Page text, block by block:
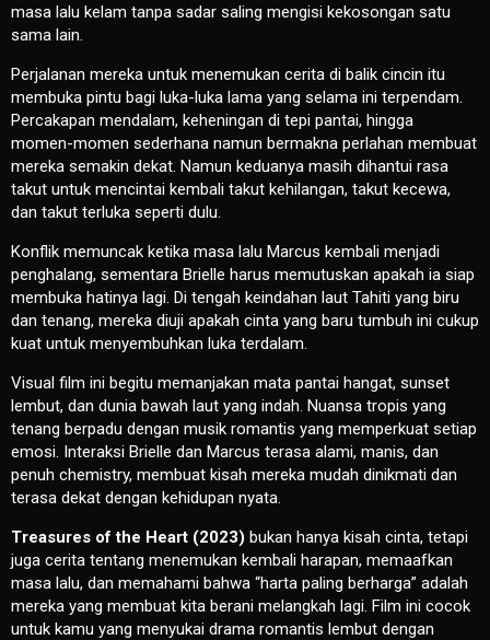
masa lalu kelam tanpa sadar saling mengisi kekosongan satu
sama lain.
Perjalanan mereka untuk menemukan cerita di balik cincin itu
membuka pintu bagi luka-luka lama yang selama ini terpendam.
Percakapan mendalam, keheningan di tepi pantai, hingga
momen-momen sederhana namun bermakna perlahan membuat
mereka semakin dekat. Namun keduanya masih dihantui rasa
takut untuk mencintai kembali takut kehilangan, takut kecewa,
dan takut terluka seperti dulu.
Konflik memuncak ketika masa lalu Marcus kembali menjadi
penghalang, sementara Brielle harus memutuskan apakah ia siap
membuka hatinya lagi. Di tengah keindahan laut Tahiti yang biru
dan tenang, mereka diuji apakah cinta yang baru tumbuh ini cukup
kuat untuk menyembuhkan luka terdalam.
Visual film ini begitu memanjakan mata pantai hangat, sunset
lembut, dan dunia bawah laut yang indah. Nuansa tropis yang
tenang berpadu dengan musik romantis yang memperkuat setiap
emosi. Interaksi Brielle dan Marcus terasa alami, manis, dan
penuh chemistry, membuat kisah mereka mudah dinikmati dan
terasa dekat dengan kehidupan nyata.
Treasures of the Heart (2023) bukan hanya kisah cinta, tetapi
juga cerita tentang menemukan kembali harapan, memaafkan
masa lalu, dan memahami bahwa “harta paling berharga” adalah
mereka yang membuat kita berani melangkah lagi. Film ini cocok
untuk kamu yang menyukai drama romantis lembut dengan